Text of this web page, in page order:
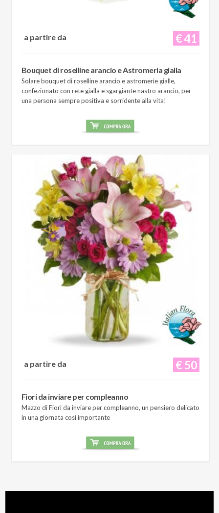
€ 41
a partire da
Bouquet di roselline arancio e Astromeria gialla
Solare bouquet di roselline arancio e astromerie gialle,
confezionato con rete gialla e sgargiante nastro arancio, per
una persona sempre positiva e sorridente alla vita!
€ 50
a partire da
Fiori da inviare per compleanno
Mazzo di Fiori da inviare per compleanno, un pensiero delicato
in una giornata così importante